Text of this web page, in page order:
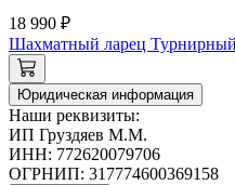
18 990 ₽
Шахматный ларец Турнирный
Юридическая информация
Наши реквизиты:
ИП Груздяев М.М.
ИНН: 772620079706
ОГРНИП: 317774600369158